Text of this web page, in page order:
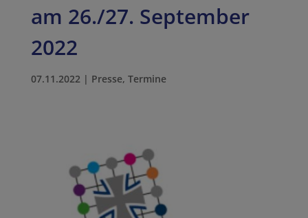
am 26./27. September
2022
07.11.2022| Presse, Termine